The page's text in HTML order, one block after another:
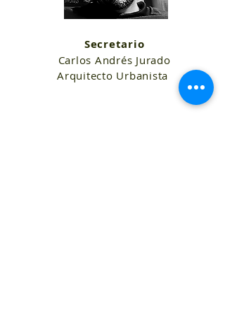
Secretario
Carlos Andrés Jurado
Arquitecto Urbanista